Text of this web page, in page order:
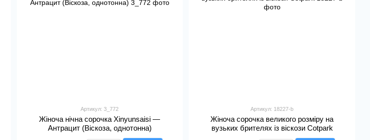
Артикул: 3_772
Жіноча нічна сорочка Xinyunsaisi —
Антрацит (Віскоза, однотонна)
Артикул: 18227-b
Жіноча сорочка великого розміру на
вузьких брителях із віскози Cotpark